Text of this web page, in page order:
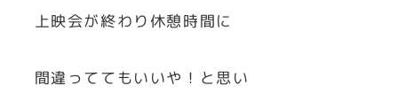
上映会が終わり休憩時間に
間違っててもいいや！と思い